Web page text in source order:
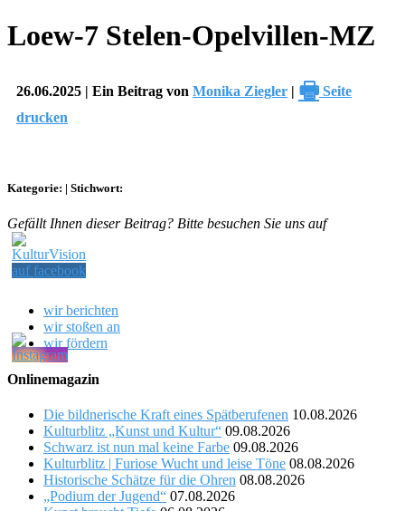
Loew-7 Stelen-Opelvillen-MZ
26.06.2025 | Ein Beitrag von Monika Ziegler | 🖶 Seite
drucken
Kategorie: | Stichwort:
Gefällt Ihnen dieser Beitrag? Bitte besuchen Sie uns auf
wir berichten
wir stoßen an
wir fördern
Onlinemagazin
Die bildnerische Kraft eines Spätberufenen 10.08.2026
Kulturblitz „Kunst und Kultur“ 09.08.2026
Schwarz ist nun mal keine Farbe 09.08.2026
Kulturblitz | Furiose Wucht und leise Töne 08.08.2026
Historische Schätze für die Ohren 08.08.2026
„Podium der Jugend“ 07.08.2026